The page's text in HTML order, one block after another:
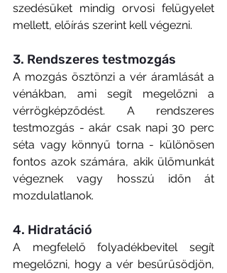
szedésüket mindig orvosi felügyelet
mellett, előírás szerint kell végezni.
3. Rendszeres testmozgás
A mozgás ösztönzi a vér áramlását a
vénákban, ami segít megelőzni a
vérrögképződést. A rendszeres
testmozgás - akár csak napi 30 perc
séta vagy könnyű torna - különösen
fontos azok számára, akik ülőmunkát
végeznek vagy hosszú időn át
mozdulatlanok.
4. Hidratáció
A megfelelő folyadékbevitel segít
megelőzni, hogy a vér besűrűsödjön,